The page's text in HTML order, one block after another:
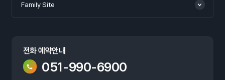
Family Site
전화 예약안내
051-990-6900